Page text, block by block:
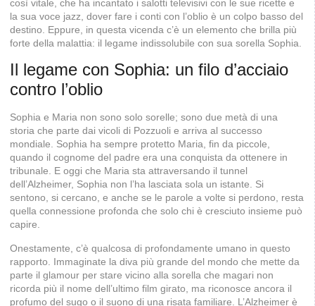
così vitale, che ha incantato i salotti televisivi con le sue ricette e
la sua voce jazz, dover fare i conti con l’oblio è un colpo basso del
destino. Eppure, in questa vicenda c’è un elemento che brilla più
forte della malattia: il legame indissolubile con sua sorella Sophia.
Il legame con Sophia: un filo d’acciaio
contro l’oblio
Sophia e Maria non sono solo sorelle; sono due metà di una
storia che parte dai vicoli di Pozzuoli e arriva al successo
mondiale. Sophia ha sempre protetto Maria, fin da piccole,
quando il cognome del padre era una conquista da ottenere in
tribunale. E oggi che Maria sta attraversando il tunnel
dell’Alzheimer, Sophia non l’ha lasciata sola un istante. Si
sentono, si cercano, e anche se le parole a volte si perdono, resta
quella connessione profonda che solo chi è cresciuto insieme può
capire.
Onestamente, c’è qualcosa di profondamente umano in questo
rapporto. Immaginate la diva più grande del mondo che mette da
parte il glamour per stare vicino alla sorella che magari non
ricorda più il nome dell’ultimo film girato, ma riconosce ancora il
profumo del sugo o il suono di una risata familiare. L’Alzheimer è